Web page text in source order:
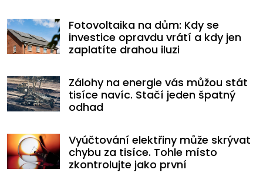
Fotovoltaika na dům: Kdy se
investice opravdu vrátí a kdy jen
zaplatíte drahou iluzi
Zálohy na energie vás můžou stát
tisíce navíc. Stačí jeden špatný
odhad
Vyúčtování elektřiny může skrývat
chybu za tisíce. Tohle místo
zkontrolujte jako první